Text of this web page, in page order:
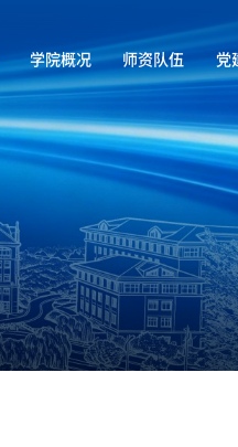
学院概况 师资队伍 党